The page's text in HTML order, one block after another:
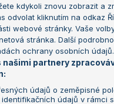
kdykoli znovu zobrazit a
odvolat kliknutím na odkaz
webové stránky. Vaše
stránka. Další
ochrany osobních údajů.
našimi partnery
údajů o zeměpisné
identifikačních údajů v rámci